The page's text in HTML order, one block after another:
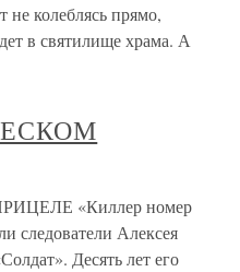
колеблясь прямо,
в святилище храма. А
«Киллер номер
следователи Алексея
Десять лет его